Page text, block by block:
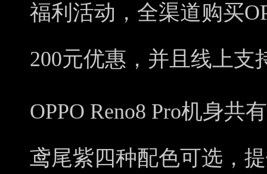
福利活动，全渠道购买
200元优惠，并且线上支
OPPO Reno8 Pro机身共
鸢尾紫四种配色可选，